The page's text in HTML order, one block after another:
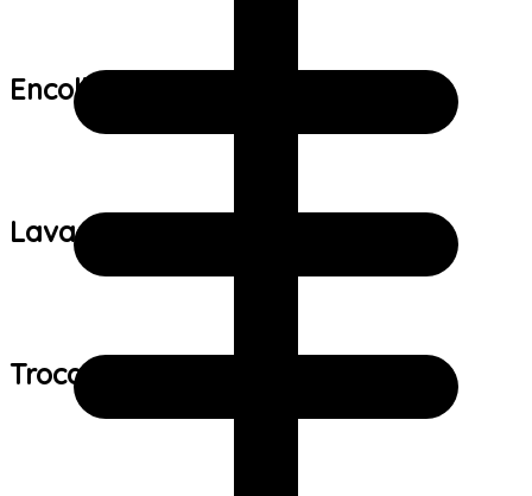
Encolhimento:
Lavagem:
Trocas e devoluções: